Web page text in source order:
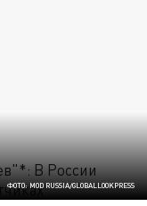
ФОТО: MOD RUSSIA/GLOBALLOOKPRESS